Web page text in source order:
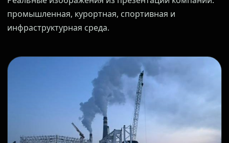
промышленная, курортная, спортивная и
инфраструктурная среда.